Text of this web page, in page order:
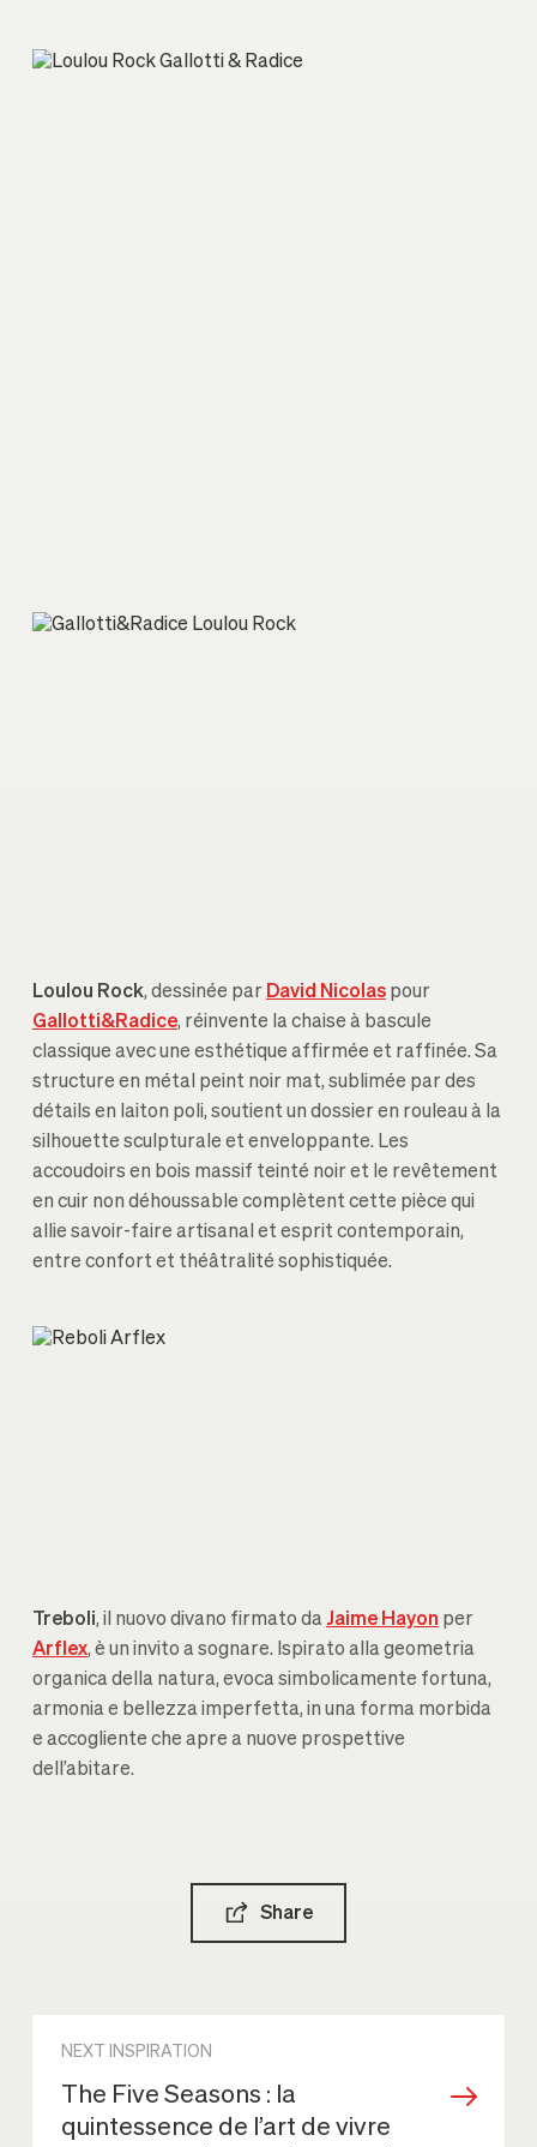
Loulou Rock, dessinée par David Nicolaspour
Gallotti&Radice, réinvente la chaise à bascule
classique avec une esthétique affirmée et raffinée. Sa
structure en métal peint noir mat, sublimée par des
détails en laiton poli, soutient un dossier en rouleau à la
silhouette sculpturale et enveloppante. Les
accoudoirs en bois massif teinté noir et le revêtement
en cuir non déhoussable complètent cette pièce qui
allie savoir-faire artisanal et esprit contemporain,
entre confort et théâtralité sophistiquée.
Treboli, il nuovo divano firmato da Jaime Hayon per
Arflex, è un invito a sognare. Ispirato alla geometria
organica della natura, evoca simbolicamente fortuna,
armonia e bellezza imperfetta, in una forma morbida
e accogliente che apre a nuove prospettive
dell’abitare.
Share
NEXT INSPIRATION
The Five Seasons : la
quintessence de l’art de vivre